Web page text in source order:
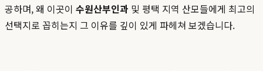
공하며, 왜 이곳이 수원산부인과 및 평택 지역 산모들에게 최고의
선택지로 꼽히는지 그 이유를 깊이 있게 파헤쳐 보겠습니다.